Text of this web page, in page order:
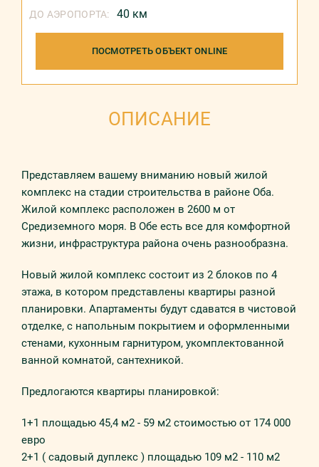
ДО АЭРОПОРТА: 40 км
ПОСМОТРЕТЬ ОБЪЕКТ ONLINE
ОПИСАНИЕ
Представляем вашему вниманию новый жилой
комплекс на стадии строительства в районе Оба.
Жилой комплекс расположен в 2600 м от
Средиземного моря. В Обе есть все для комфортной
жизни, инфраструктура района очень разнообразна.
Новый жилой комплекс состоит из 2 блоков по 4
этажа, в котором представлены квартиры разной
планировки. Апартаменты будут сдаватся в чистовой
отделке, с напольным покрытием и оформленными
стенами, кухонным гарнитуром, укомплектованной
ванной комнатой, сантехникой.
Предлогаются квартиры планировкой:
1+1 площадью 45,4 м2 - 59 м2 стоимостью от 174 000
евро
2+1 ( садовый дуплекс ) площадью 109 м2 - 110 м2